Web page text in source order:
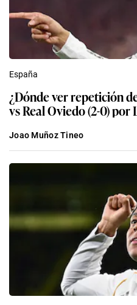
España
¿Dónde ver repetición
vs Real Oviedo (2-0) por
Joao Muñoz Tineo